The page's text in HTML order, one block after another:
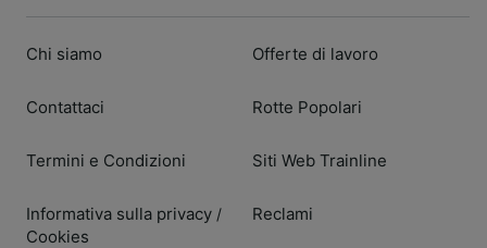
Chi siamo
Contattaci
Termini e Condizioni
Informativa sulla privacy /
Cookies
Offerte di lavoro
Rotte Popolari
Siti Web Trainline
Reclami